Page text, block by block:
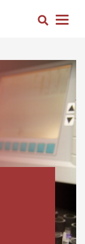
Cerca